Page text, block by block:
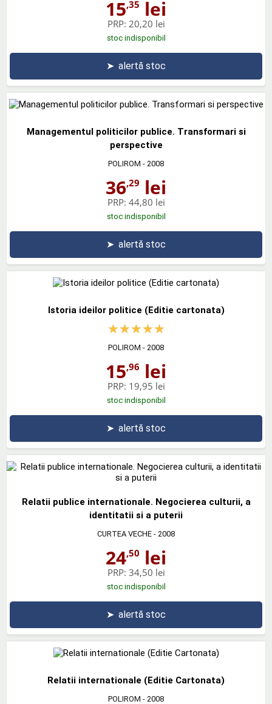
15,35 lei
PRP: 20,20 lei
stoc indisponibil
➤ alertă stoc
Managementul politicilor publice. Transformari si
perspective
POLIROM - 2008
36,29 lei
PRP: 44,80 lei
stoc indisponibil
➤ alertă stoc
Istoria ideilor politice (Editie cartonata)
POLIROM - 2008
15,96 lei
PRP: 19,95 lei
stoc indisponibil
➤ alertă stoc
Relatii publice internationale. Negocierea culturii, a
identitatii si a puterii
CURTEA VECHE - 2008
24,50 lei
PRP: 34,50 lei
stoc indisponibil
➤ alertă stoc
Relatii internationale (Editie Cartonata)
POLIROM - 2008